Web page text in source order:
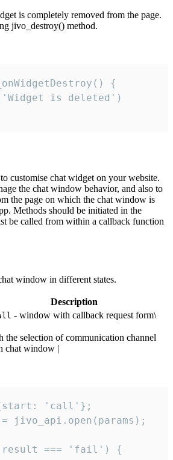
is completely removed from the page.
jivo_destroy() method.
{
is deleted')
customise chat widget on your website.
the chat window behavior, and also to
the page on which the chat window is
Methods should be initiated in the
be called from within a callback function
window in different states.
Description
- window with callback request form\
the selection of communication channel
chat window |
{start: 'call'};
jivo_api.open(params);
=== 'fail') {